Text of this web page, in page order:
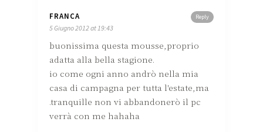
Reply
FRANCA
5 Giugno 2012 at 19:43
buonissima questa mousse,proprio
adatta alla bella stagione.
io come ogni anno andrò nella mia
casa di campagna per tutta l'estate,ma
.tranquille non vi abbandonerò il pc
verrà con me hahaha